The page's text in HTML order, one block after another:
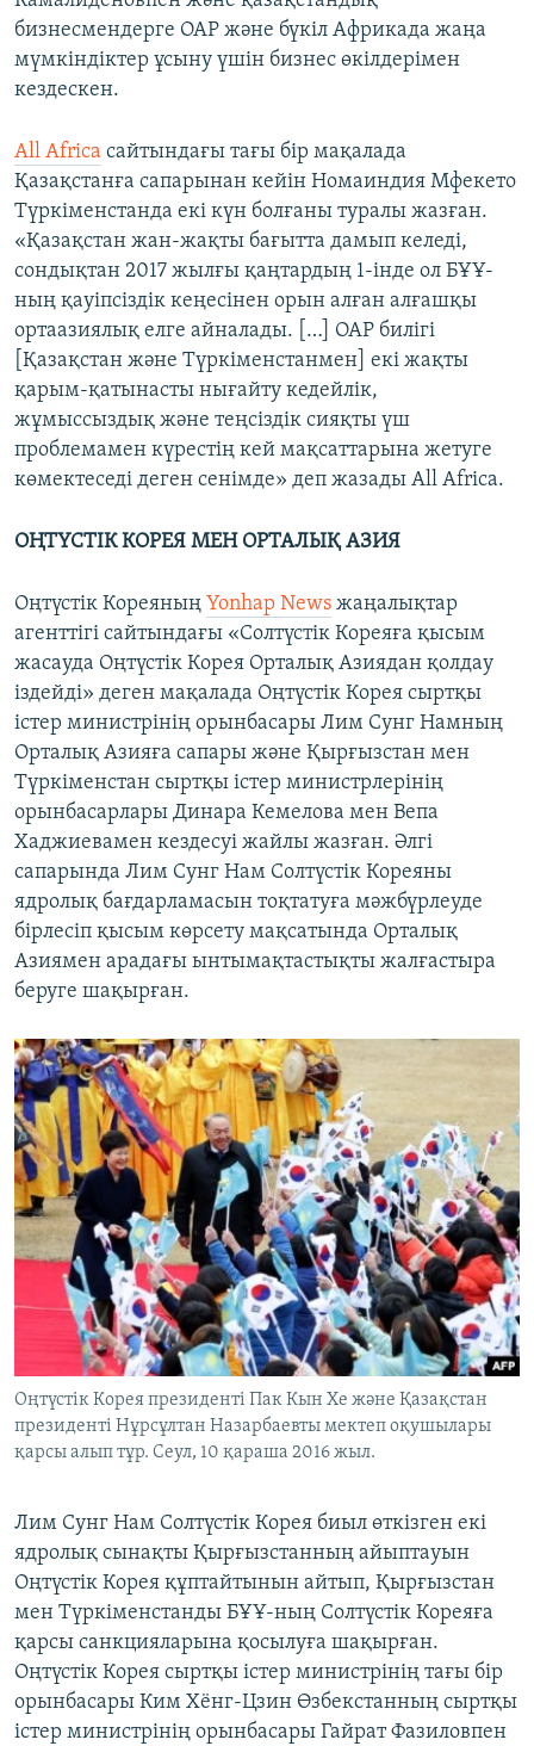
бизнесмендерге ОАР және бүкіл Африкада жаңа
мүмкіндіктер ұсыну үшін бизнес өкілдерімен
кездескен.
All Africa сайтындағы тағы бір мақалада
Қазақстанға сапарынан кейін Номаиндия Мфекето
Түркіменстанда екі күн болғаны туралы жазған.
«Қазақстан жан-жақты бағытта дамып келеді,
сондықтан 2017 жылғы қаңтардың 1-інде ол БҰҰ-
ның қауіпсіздік кеңесінен орын алған алғашқы
ортаазиялық елге айналады. […] ОАР билігі
[Қазақстан және Түркіменстанмен] екі жақты
қарым-қатынасты нығайту кедейлік,
жұмыссыздық және теңсіздік сияқты үш
проблемамен күрестің кей мақсаттарына жетуге
көмектеседі деген сенімде» деп жазады All Africa.
ОҢТҮСТІК КОРЕЯ МЕН ОРТАЛЫҚ АЗИЯ
Оңтүстік Кореяның Yonhap News жаңалықтар
агенттігі сайтындағы «Солтүстік Кореяға қысым
жасауда Оңтүстік Корея Орталық Азиядан қолдау
іздейді» деген мақалада Оңтүстік Корея сыртқы
істер министрінің орынбасары Лим Сунг Намның
Орталық Азияға сапары және Қырғызстан мен
Түркіменстан сыртқы істер министрлерінің
орынбасарлары Динара Кемелова мен Вепа
Хаджиевамен кездесуі жайлы жазған. Әлгі
сапарында Лим Сунг Нам Солтүстік Кореяны
ядролық бағдарламасын тоқтатуға мәжбүрлеуде
бірлесіп қысым көрсету мақсатында Орталық
Азиямен арадағы ынтымақтастықты жалғастыра
беруге шақырған.
Оңтүстік Корея президенті Пак Кын Хе және Қазақстан
президенті Нұрсұлтан Назарбаевты мектеп оқушылары
қарсы алып тұр. Сеул, 10 қараша 2016 жыл.
Лим Сунг Нам Солтүстік Корея биыл өткізген екі
ядролық сынақты Қырғызстанның айыптауын
Оңтүстік Корея құптайтынын айтып, Қырғызстан
мен Түркіменстанды БҰҰ-ның Солтүстік Кореяға
қарсы санкцияларына қосылуға шақырған.
Оңтүстік Корея сыртқы істер министрінің тағы бір
орынбасары Ким Хёнг-Цзин Өзбекстанның сыртқы
істер министрінің орынбасары Гайрат Фазиловпен